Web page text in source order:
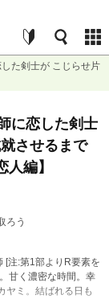
た剣士が こじらせ片
に恋した剣士
就させるまで
】
ろう
[注:第1部よりR要素を
甘く濃密な時間。幸
ヤミ。結ばれる日も